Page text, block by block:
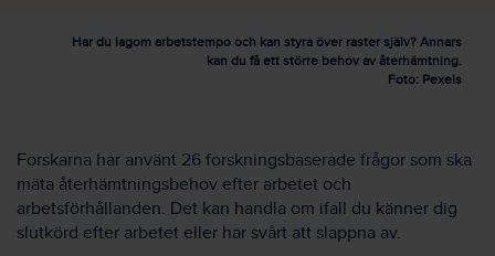
Har du lagom arbetstempo och kan styra över raster själv? Annars
kan du få ett större behov av återhämtning.
Foto: Pexels
Forskarna har använt 26 forskningsbaserade frågor som ska
mäta återhämtningsbehov efter arbetet och
arbetsförhållanden. Det kan handla om ifall du känner dig
slutkörd efter arbetet eller har svårt att slappna av.